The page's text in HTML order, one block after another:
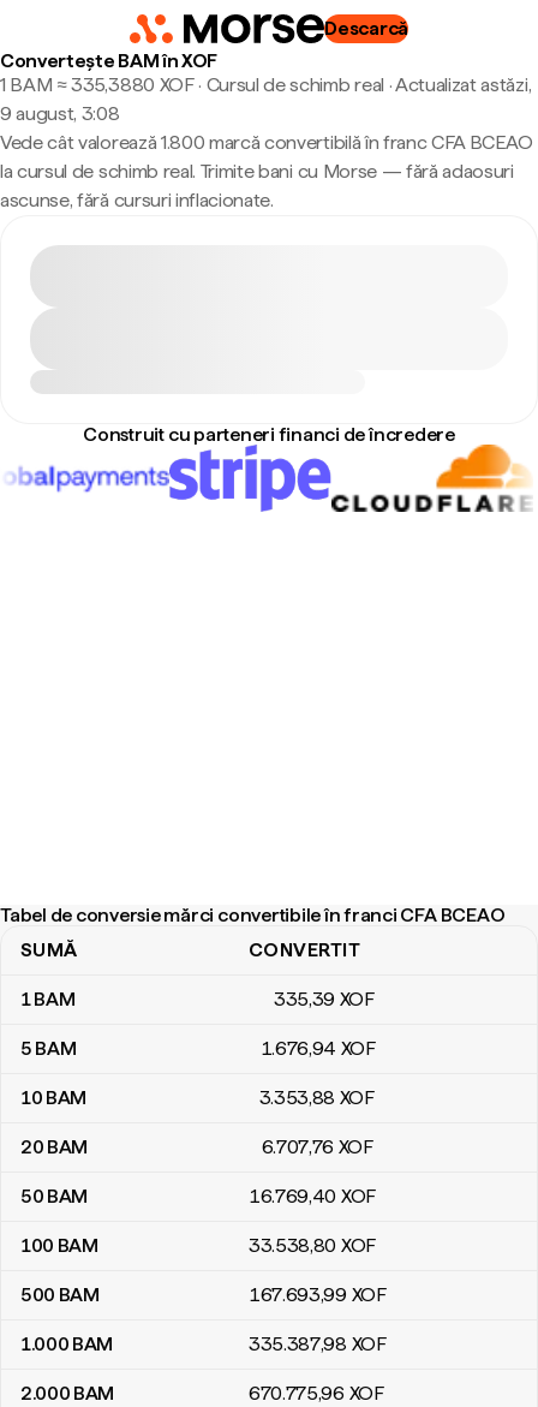
Descarcă
Convertește BAM în XOF
1 BAM ≈ 335,3880 XOF · Cursul de schimb real ·Actualizat astăzi,
9 august, 3:08
Vede cât valorează 1.800 marcă convertibilă în franc CFA BCEAO
la cursul de schimb real. Trimite bani cu Morse — fără adaosuri
ascunse, fără cursuri inflacionate.
Construit cu parteneri financi de încredere
Tabel de conversie mărci convertibile în franci CFA BCEAO
Tabel de conversie mărci convertibile în franci CFA BCEAO
SUMĂ CONVERTIT
1BAM 335,39 XOF
5 BAM 1.676,94 XOF
10 BAM 3.353,88 XOF
20 BAM 6.707,76 XOF
50 BAM 16.769,40 XOF
100 BAM 33.538,80 XOF
500 BAM 167.693,99 XOF
1.000 BAM 335.387,98 XOF
2.000 BAM 670.775,96 XOF